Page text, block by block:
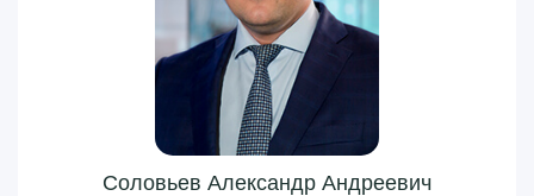
Соловьев Александр Андреевич